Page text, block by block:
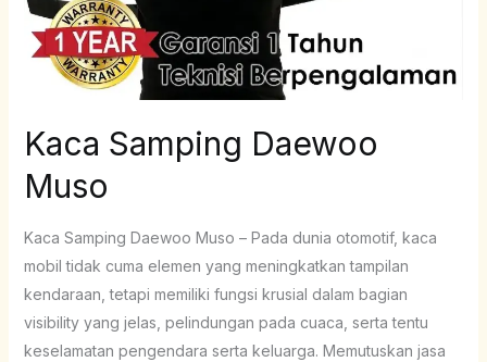
Kaca Samping Daewoo
Muso
Kaca Samping Daewoo Muso – Pada dunia otomotif, kaca
mobil tidak cuma elemen yang meningkatkan tampilan
kendaraan, tetapi memiliki fungsi krusial dalam bagian
visibility yang jelas, pelindungan pada cuaca, serta tentu
keselamatan pengendara serta keluarga. Memutuskan jasa